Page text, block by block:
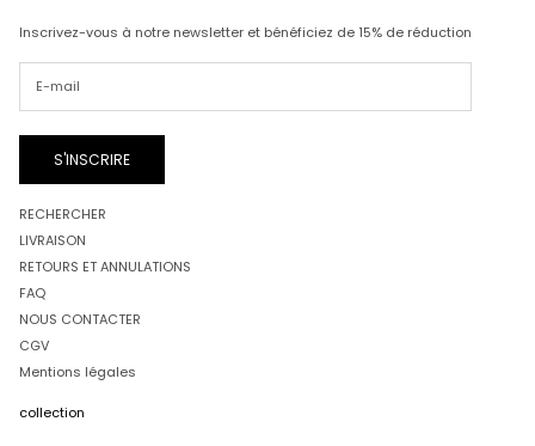
Inscrivez-vous à notre newsletter et bénéficiez de 15% de réduction
S'INSCRIRE
RECHERCHER
LIVRAISON
RETOURS ET ANNULATIONS
FAQ
NOUS CONTACTER
CGV
Mentions légales
collection